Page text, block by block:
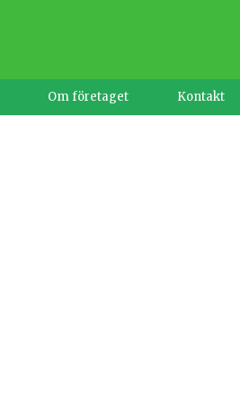
Om företaget Kontakt